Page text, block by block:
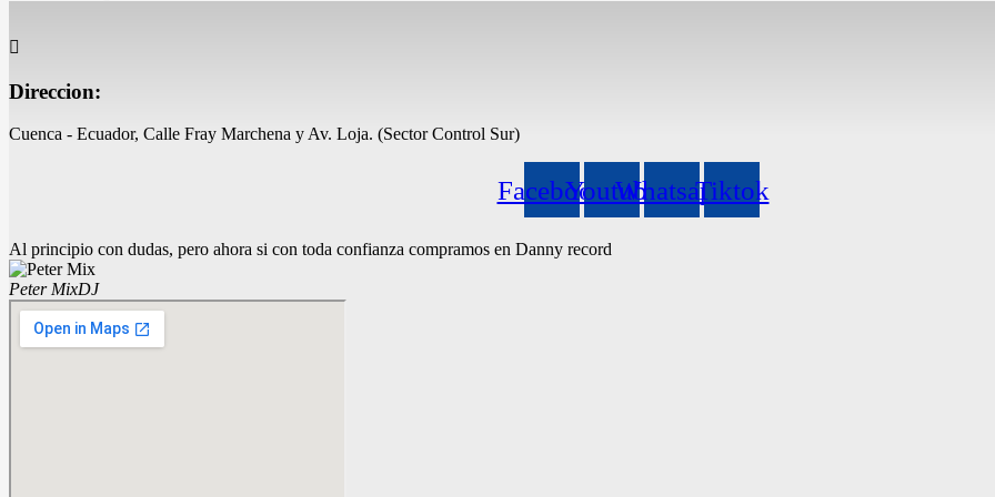
Direccion:
Cuenca - Ecuador, Calle Fray Marchena y Av. Loja. (Sector Control Sur)
FacebookYoutubeWhatsappTiktok
Al principio con dudas, pero ahora si con toda confianza compramos en Danny record
Peter MixDJ